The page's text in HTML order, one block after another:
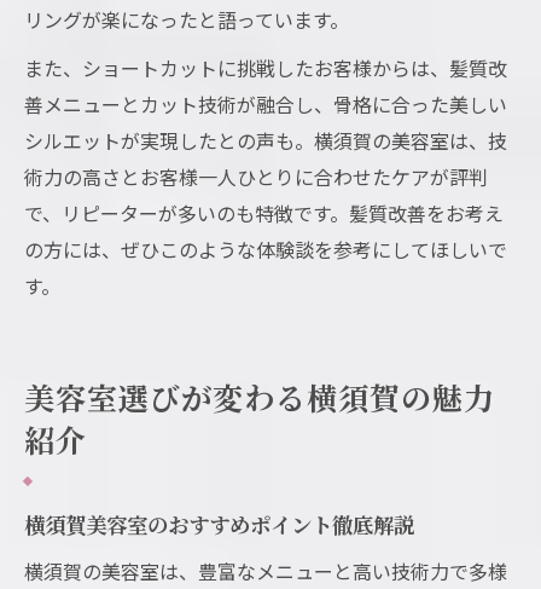
リングが楽になったと語っています。
また、ショートカットに挑戦したお客様からは、髪質改
善メニューとカット技術が融合し、骨格に合った美しい
シルエットが実現したとの声も。横須賀の美容室は、技
術力の高さとお客様一人ひとりに合わせたケアが評判
で、リピーターが多いのも特徴です。髪質改善をお考え
の方には、ぜひこのような体験談を参考にしてほしいで
す。
美容室選びが変わる横須賀の魅力
紹介
横須賀美容室のおすすめポイント徹底解説
横須賀の美容室は、豊富なメニューと高い技術力で多様